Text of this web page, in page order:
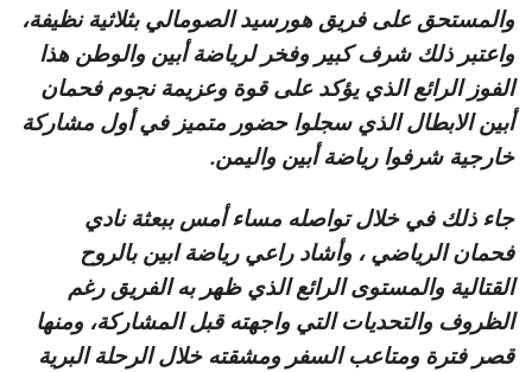
والمستحق على فريق هورسيد الصومالي بثلاثية نظيفة،
واعتبر ذلك شرف كبير وفخر لرياضة أبين والوطن هذا
الفوز الرائع الذي يؤكد على قوة وعزيمة نجوم فحمان
أبين الابطال الذي سجلوا حضور متميز في أول مشاركة
خارجية شرفوا رياضة أبين واليمن.
جاء ذلك في خلال تواصله مساء أمس ببعثة نادي
فحمان الرياضي ، وأشاد راعي رياضة ابين بالروح
القتالية والمستوى الرائع الذي ظهر به الفريق رغم
الظروف والتحديات التي واجهته قبل المشاركة، ومنها
قصر فترة ومتاعب السفر ومشقته خلال الرحلة البرية